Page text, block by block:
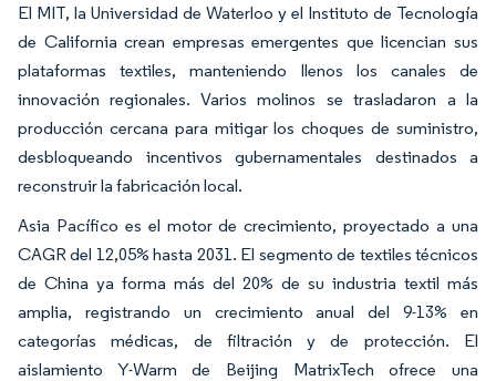
El MIT, la Universidad de Waterloo y el Instituto de Tecnología
de California crean empresas emergentes que licencian sus
plataformas textiles, manteniendo llenos los canales de
innovación regionales. Varios molinos se trasladaron a la
producción cercana para mitigar los choques de suministro,
desbloqueando incentivos gubernamentales destinados a
reconstruir la fabricación local.
Asia Pacífico es el motor de crecimiento, proyectado a una
CAGR del 12,05% hasta 2031. El segmento de textiles técnicos
de China ya forma más del 20% de su industria textil más
amplia, registrando un crecimiento anual del 9-13% en
categorías médicas, de filtración y de protección. El
aislamiento Y-Warm de Beijing MatrixTech ofrece una